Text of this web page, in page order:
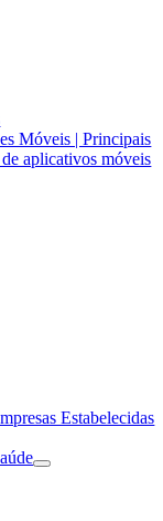
Móveis | Principais
aplicativos móveis
Estabelecidas